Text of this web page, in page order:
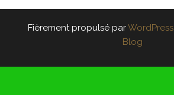
Fièrement propulsé parWordPress
Blog